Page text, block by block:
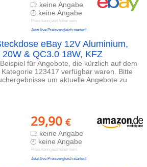
keine Angabe
keine Angabe
Preis kann jetzt höher sein
Jetzt live Preisvergleich starten!
eBay 12V Aluminium,
& QC3.0 18W, KFZ
für Angebote, die kürzlich auf dem
123417 verfügbar waren. Bitte
um aktuelle Angebote zu
29,90 €
keine Angabe
keine Angabe
Preis kann jetzt höher sein
Jetzt live Preisvergleich starten!